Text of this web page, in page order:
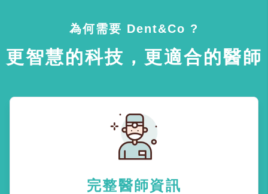
為何需要 Dent&Co ?
更智慧的科技，更適合的醫師
完整醫師資訊